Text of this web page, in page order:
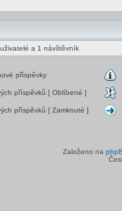
a 1 návštěvník
příspěvky
příspěvků [ Oblíbené ]
příspěvků [ Zamknuté ]
Založeno na